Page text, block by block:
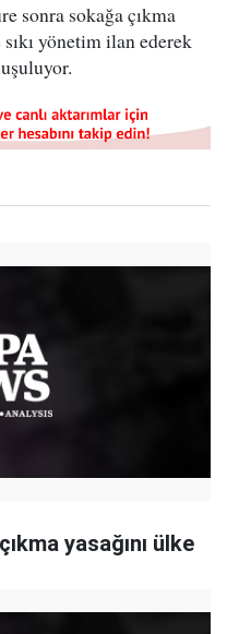
sonra sokağa çıkma
sıkı yönetim ilan ederek
yasağını ülke